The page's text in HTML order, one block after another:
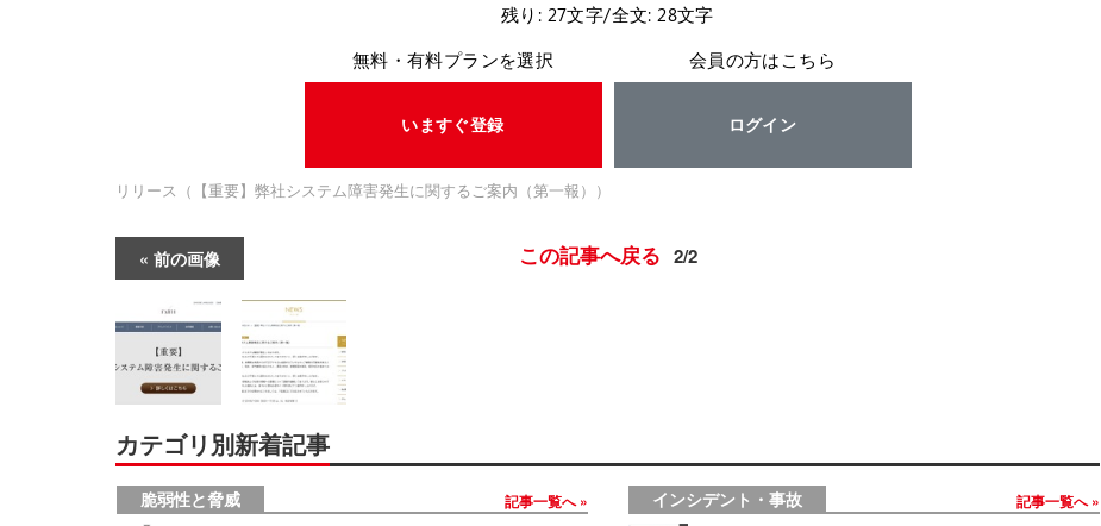
残り: 27文字/全文: 28文字
無料・有料プランを選択
いますぐ登録
会員の方はこちら
ログイン
リリース（【重要】弊社システム障害発生に関するご案内（第一報））
前の画像 この記事へ戻る 2/2
カテゴリ別新着記事
脆弱性と脅威 記事一覧へ インシデント・事故 記事一覧へ